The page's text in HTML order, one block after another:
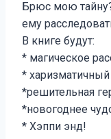
Брюс мою тайну?
ему
В книге будут:
* магическое
*
*решительная
*новогоднее
* Хэппи энд!